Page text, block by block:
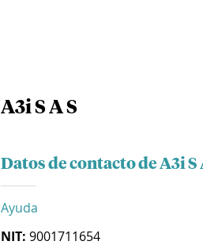
A3i S A S
Datos de contacto de A3i S
Ayuda
NIT: 9001711654